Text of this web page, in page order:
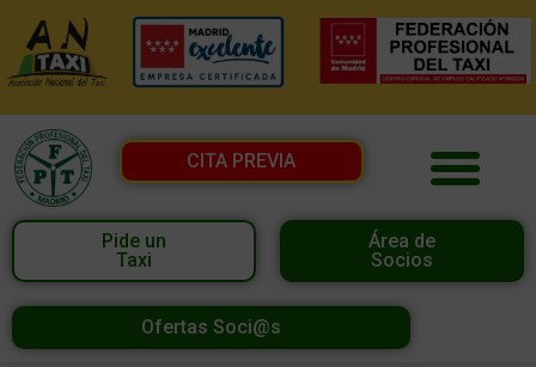
CITA PREVIA
Pide un
Taxi
Área de
Socios
Ofertas Soci@s